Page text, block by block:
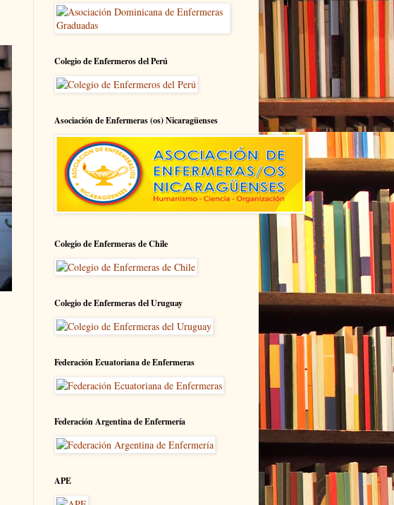
Colegio de Enfermeros del Perú
Asociación de Enfermeras (os) Nicaragüenses
Colegio de Enfermeras de Chile
Colegio de Enfermeras del Uruguay
Federación Ecuatoriana de Enfermeras
Federación Argentina de Enfermería
APE